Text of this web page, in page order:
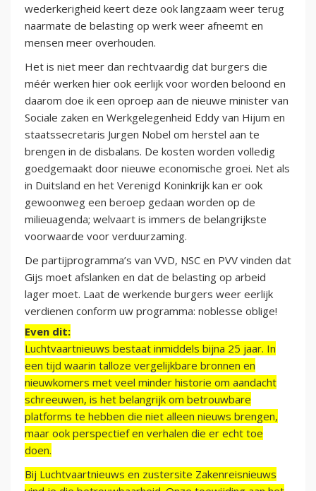
wederkerigheid keert deze ook langzaam weer terug
naarmate de belasting op werk weer afneemt en
mensen meer overhouden.
Het is niet meer dan rechtvaardig dat burgers die
méér werken hier ook eerlijk voor worden beloond en
daarom doe ik een oproep aan de nieuwe minister van
Sociale zaken en Werkgelegenheid Eddy van Hijum en
staatssecretaris Jurgen Nobel om herstel aan te
brengen in de disbalans. De kosten worden volledig
goedgemaakt door nieuwe economische groei. Net als
in Duitsland en het Verenigd Koninkrijk kan er ook
gewoonweg een beroep gedaan worden op de
milieuagenda; welvaart is immers de belangrijkste
voorwaarde voor verduurzaming.
De partijprogramma’s van VVD, NSC en PVV vinden dat
Gijs moet afslanken en dat de belasting op arbeid
lager moet. Laat de werkende burgers weer eerlijk
verdienen conform uw programma: noblesse oblige!
Even dit:
Luchtvaartnieuws bestaat inmiddels bijna 25 jaar. In
een tijd waarin talloze vergelijkbare bronnen en
nieuwkomers met veel minder historie om aandacht
schreeuwen, is het belangrijk om betrouwbare
platforms te hebben die niet alleen nieuws brengen,
maar ook perspectief en verhalen die er echt toe
doen.
Bij Luchtvaartnieuws en zustersite Zakenreisnieuws